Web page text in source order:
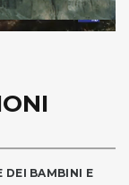
DEI BAMBINI E